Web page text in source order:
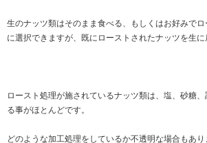
生のナッツ類はそのまま食べる、もしくはお好みで
に選択できますが、既にローストされたナッツを生に
ロースト処理が施されているナッツ類は、塩、砂糖
る事がほとんどです。
どのような加工処理をしているか不透明な場合もあり